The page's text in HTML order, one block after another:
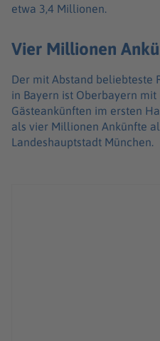
etwa 3,4 Millionen.
Vier Millionen
Der mit Abstand beliebteste
in Bayern ist Oberbayern
Gästeankünften im ersten
als vier Millionen Ankünfte
Landeshauptstadt München.